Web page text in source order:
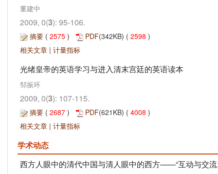
董建中
2009, 0(3): 95-106.
摘要 ( 2575 ) PDF(342KB) ( 2598 )
相关文章 | 计量指标
光绪皇帝的英语学习与进入清末宫廷的英语读本
邹振环
2009, 0(3): 107-115.
摘要 ( 2687 ) PDF(621KB) ( 4008 )
相关文章 | 计量指标
学术动态
西方人眼中的清代中国与清人眼中的西方——“互动与交